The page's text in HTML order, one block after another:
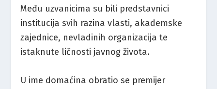
Među uzvanicima su bili predstavnici
institucija svih razina vlasti, akademske
zajednice, nevladinih organizacija te
istaknute ličnosti javnog života.
U ime domaćina obratio se premijer